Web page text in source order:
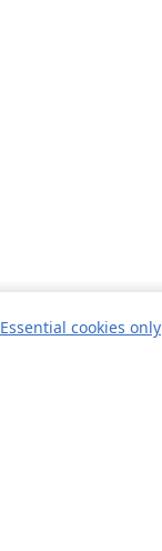
Essential cookies only